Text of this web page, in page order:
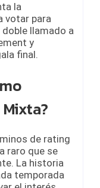
la
votar para
doble llamado a
y
final.
de rating
raro que se
La historia
temporada